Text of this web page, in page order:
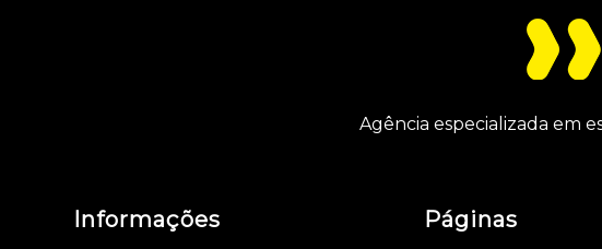
Agência especializada em
Informações Páginas